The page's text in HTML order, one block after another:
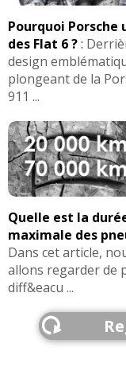
Consommation
hivers rigoureux.
thermique.
Problèmes
SOUCI ni
Note :19/20
Prix assurance :
Cette Mazda 2 a
Mazda, elle est
concessions en
fils d'agent
jeu d'enfant
etc.)
Pourquoi Porsche
des Flat 6 ?:
design
plongeant de la
911 ...
Quelle est la
maximale des
Dans cet article,
allons regarder de
diff&eacu ...